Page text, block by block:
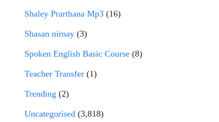
Shaley Prarthana Mp3 (16)
Shasan nirnay (3)
Spoken English Basic Course (8)
Teacher Transfer (1)
Trending (2)
Uncategorised (3,818)